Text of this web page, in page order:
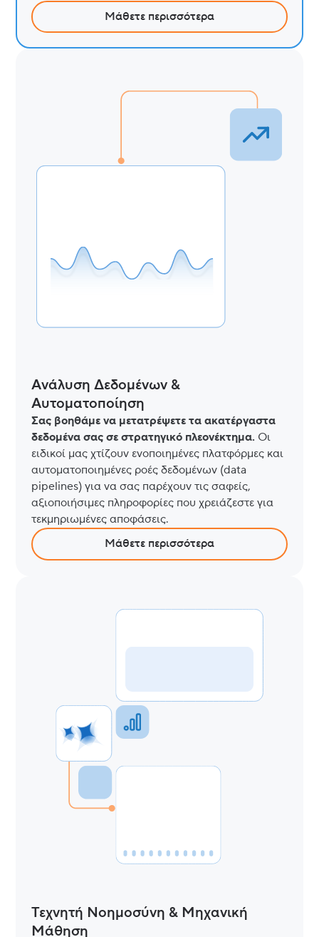
Μάθετε περισσότερα
Ανάλυση Δεδομένων &
Αυτοματοποίηση
Σας βοηθάμε να μετατρέψετε τα ακατέργαστα
δεδομένα σας σε στρατηγικό πλεονέκτημα. Οι
ειδικοί μας χτίζουν ενοποιημένες πλατφόρμες και
αυτοματοποιημένες ροές δεδομένων (data
pipelines) για να σας παρέχουν τις σαφείς,
αξιοποιήσιμες πληροφορίες που χρειάζεστε για
τεκμηριωμένες αποφάσεις.
Μάθετε περισσότερα
Τεχνητή Νοημοσύνη & Μηχανική
Μάθηση